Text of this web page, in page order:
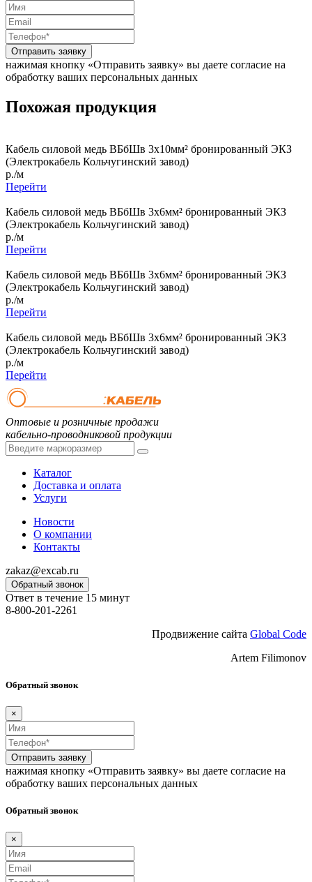
Отправить заявку
нажимая кнопку «Отправить заявку» вы даете согласие на
обработку ваших персональных данных
Похожая продукция
Кабель силовой медь ВБбШв 3x10мм² бронированный ЭКЗ
(Электрокабель Кольчугинский завод)
р./м
Перейти
Кабель силовой медь ВБбШв 3x6мм² бронированный ЭКЗ
(Электрокабель Кольчугинский завод)
р./м
Перейти
Кабель силовой медь ВБбШв 3x6мм² бронированный ЭКЗ
(Электрокабель Кольчугинский завод)
р./м
Перейти
Кабель силовой медь ВБбШв 3x6мм² бронированный ЭКЗ
(Электрокабель Кольчугинский завод)
р./м
Перейти
Оптовые и розничные продажи
кабельно-проводниковой продукции
Каталог
Доставка и оплата
Услуги
Новости
О компании
Контакты
zakaz@excab.ru
Обратный звонок
Ответ в течение 15 минут
8-800-201-2261
Продвижение сайта Global Code
Artem Filimonov
Обратный звонок
×
Отправить заявку
нажимая кнопку «Отправить заявку» вы даете согласие на
обработку ваших персональных данных
Обратный звонок
×